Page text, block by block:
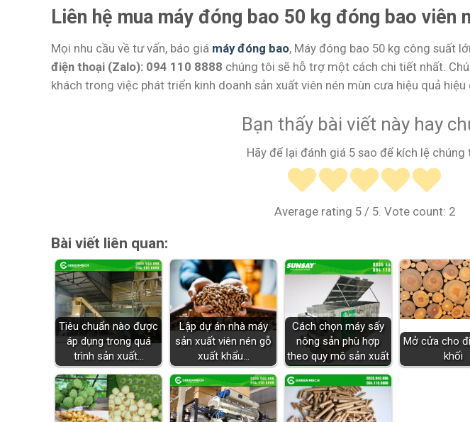
1,100 ₫.
1,100 ₫.
Liên hệ mua máy đóng bao 50 kg đóng bao viên
Mọi nhu cầu về tư vấn, báo giá máy đóng bao, Máy đóng bao 50 kg công suất
điện thoại (Zalo): 094 110 8888 chúng tôi sẽ hỗ trợ một cách chi tiết nhất.
khách trong việc phát triển kinh doanh sản xuất viên nén mùn cưa hiệu quả hiệu
Bạn thấy bài viết này hay
Hãy để lại đánh giá 5 sao để kích lệ chúng
Average rating 5/ 5. Vote count: 2
Bài viết liên quan:
Tiêu chuẩn nào được
áp dụng trong quá
trình sản xuất…
Lập dự án nhà máy
sản xuất viên nén gỗ
xuất khẩu…
Cách chọn máy sấy
nông sản phù hợp
theo quy mô sản xuất
Mở cửa cho
khối